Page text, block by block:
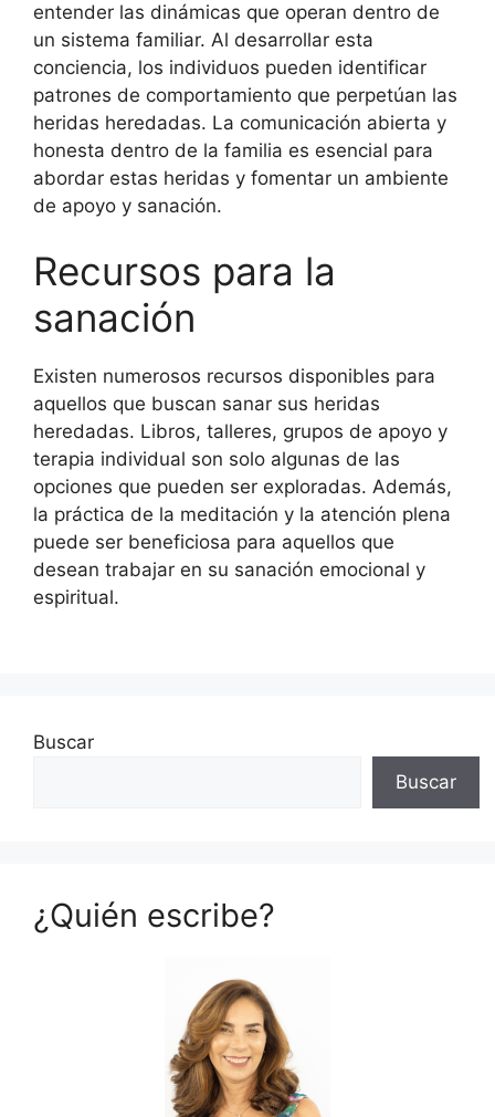
entender las dinámicas que operan dentro de
un sistema familiar. Al desarrollar esta
conciencia, los individuos pueden identificar
patrones de comportamiento que perpetúan las
heridas heredadas. La comunicación abierta y
honesta dentro de la familia es esencial para
abordar estas heridas y fomentar un ambiente
de apoyo y sanación.
Recursos para la
sanación
Existen numerosos recursos disponibles para
aquellos que buscan sanar sus heridas
heredadas. Libros, talleres, grupos de apoyo y
terapia individual son solo algunas de las
opciones que pueden ser exploradas. Además,
la práctica de la meditación y la atención plena
puede ser beneficiosa para aquellos que
desean trabajar en su sanación emocional y
espiritual.
Buscar
Buscar
¿Quién escribe?